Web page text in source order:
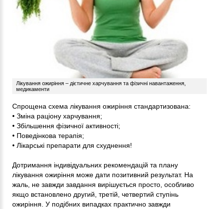
Лікування ожиріння – дієтичне харчування та фізичні навантаження,
медикаменти
Спрощена схема лікування ожиріння стандартизована:
• Зміна раціону харчування;
• Збільшення фізичної активності;
• Поведінкова терапія;
• Лікарські препарати для схуднення!
Дотримання індивідуальних рекомендацій та плану
лікування ожиріння може дати позитивний результат. На
жаль, не завжди завдання вирішується просто, особливо
якщо встановлено другий, третій, четвертий ступінь
ожиріння. У подібних випадках практично завжди